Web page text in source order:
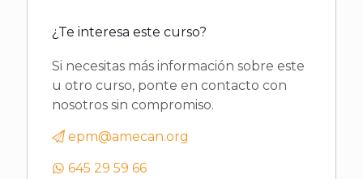
¿Te interesa este curso?
Si necesitas más información sobre este
u otro curso, ponte en contacto con
nosotros sin compromiso.
epm@amecan.org
645 29 59 66